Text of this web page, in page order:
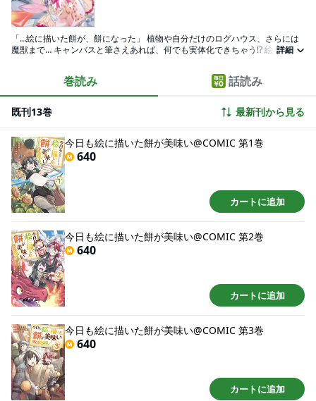
「…絵に描いた餅が、餅になった」 植物や自分だけのログハウス、さらには
魔獣まで… キャンバスと筆さえあれば、何でも実体化できちゃう!? 絵を描く
絵を描くのが大好きな高校生・トウゴの日常は「異世界」で魔法の力を手に
入れて一変した！ 肉や泉、ログハウス等をどんどん実体化して楽しむばか
りか、 何故かふかふかの怪鳥やユニコーンにペガサスまで集まってきて、 に
ぎやかな“ふわ森ライフ”が始まったのだ。 だが、そんな皆のオアシスに不穏
う皆のパラダイス！ 無自覚な愛され少年の“おいでよ"ほのぼのファンタジ
ー、開幕！
詳細
巻読み 話読み
既刊13巻 最新刊から見る
今日も絵に描いた餅が美味い@COMIC 第1巻
640
カートに追加
今日も絵に描いた餅が美味い@COMIC 第2巻
640
カートに追加
今日も絵に描いた餅が美味い@COMIC 第3巻
640
カートに追加